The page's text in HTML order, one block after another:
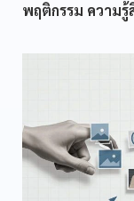
พฤติกรรม ความ